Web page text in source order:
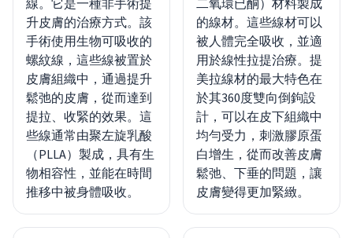
線。它是一種非手術提
升皮膚的治療方式。該
手術使用生物可吸收的
螺紋線，這些線被置於
皮膚組織中，通過提升
鬆弛的皮膚，從而達到
提拉、收緊的效果。這
些線通常由聚左旋乳酸
（PLLA）製成，具有生
物相容性，並能在時間
推移中被身體吸收。
二氧環已酮）材料製成
的線材。這些線材可以
被人體完全吸收，並適
用於線性拉提治療。提
美拉線材的最大特色在
於其360度雙向倒鉤設
計，可以在皮下組織中
均勻受力，刺激膠原蛋
白增生，從而改善皮膚
鬆弛、下垂的問題，讓
皮膚變得更加緊緻。